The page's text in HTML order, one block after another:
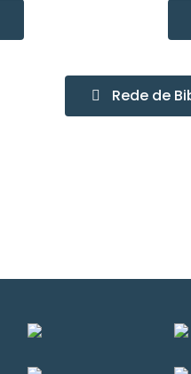
Rede de